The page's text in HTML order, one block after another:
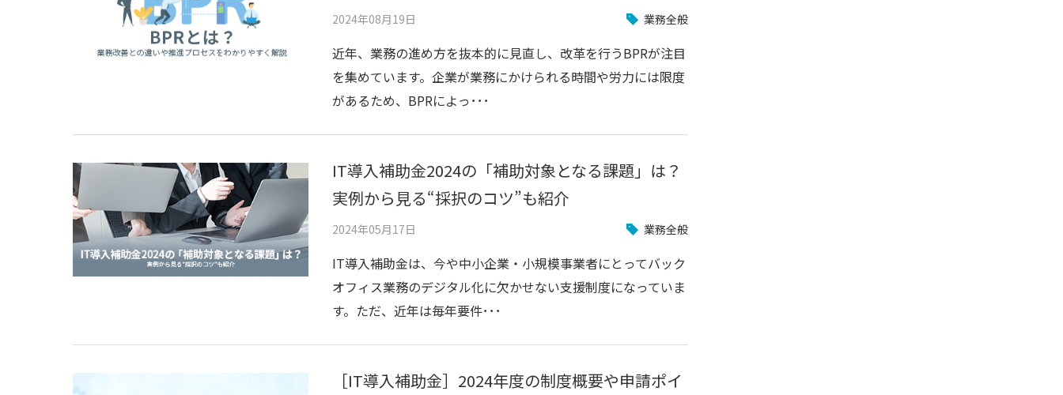
2024年08月19日 業務全般
近年、業務の進め方を抜本的に見直し、改革を行うBPRが注目
を集めています。企業が業務にかけられる時間や労力には限度
があるため、BPRによっ･･･
IT導入補助金2024の「補助対象となる課題」は？
実例から見る“採択のコツ”も紹介
2024年05月17日 業務全般
IT導入補助金は、今や中小企業・小規模事業者にとってバック
オフィス業務のデジタル化に欠かせない支援制度になっていま
す。ただ、近年は毎年要件･･･
［IT導入補助金］2024年度の制度概要や申請ポイ